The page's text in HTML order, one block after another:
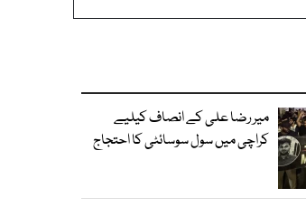
میر رضا علی کے انصاف کیلیے
کراچی میں سول سوسائٹی کا احتجاج